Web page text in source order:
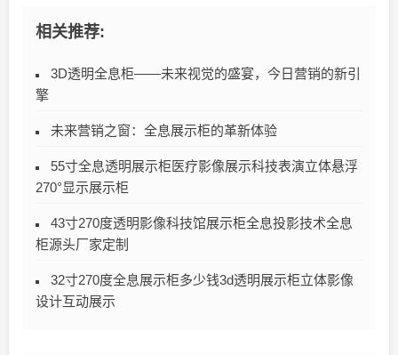
相关推荐:
3D透明全息柜——未来视觉的盛宴，今日营销的新引
擎
未来营销之窗：全息展示柜的革新体验
55寸全息透明展示柜医疗影像展示科技表演立体悬浮
270°显示展示柜
43寸270度透明影像科技馆展示柜全息投影技术全息
柜源头厂家定制
32寸270度全息展示柜多少钱3d透明展示柜立体影像
设计互动展示